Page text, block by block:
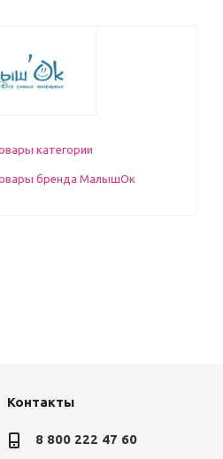
категории
бренда МалышОк
Контакты
8 800 222 47 60